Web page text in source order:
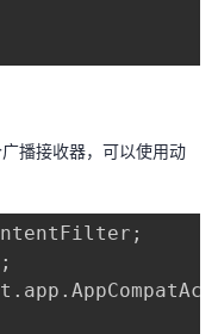
播接收器，可以使用动